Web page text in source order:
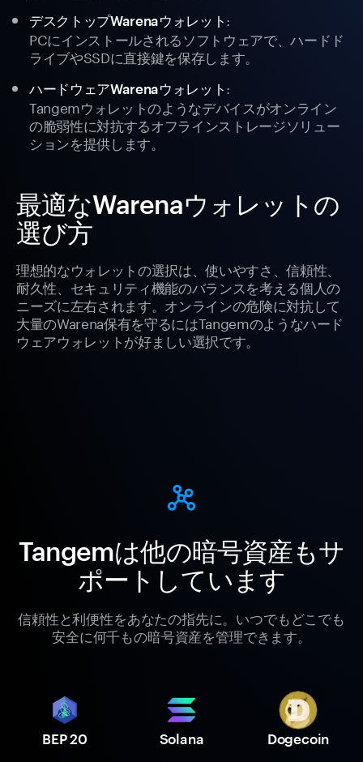
デスクトップWarenaウォレット :
PCにインストールされるソフトウェアで、ハードド
ライブやSSDに直接鍵を保存します。
ハードウェアWarenaウォレット :
Tangemウォレットのようなデバイスがオンライン
の脆弱性に対抗するオフラインストレージソリュー
ションを提供します。
最適なWarenaウォレットの
選び方
理想的なウォレットの選択は、使いやすさ、信頼性、
耐久性、セキュリティ機能のバランスを考える個人の
ニーズに左右されます。オンラインの危険に対抗して
大量のWarena保有を守るにはTangemのようなハード
ウェアウォレットが好ましい選択です。
Tangemは他の暗号資産もサ
ポートしています
信頼性と利便性をあなたの指先に。いつでもどこでも
安全に何千もの暗号資産を管理できます。
BEP 20 Solana Dogecoin